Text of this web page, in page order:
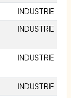
INDUSTRIE
INDUSTRIE
INDUSTRIE
INDUSTRIE